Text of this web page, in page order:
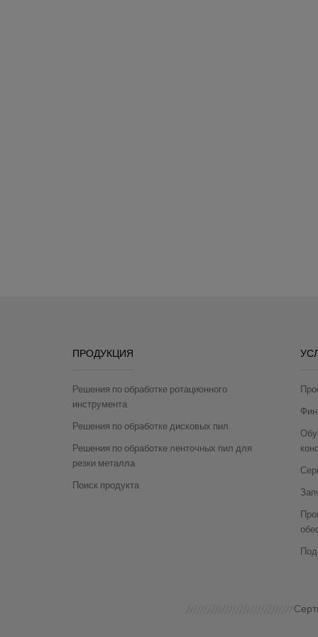
ПРОДУКЦИЯ
Решения по обработке ротационного
инструмента
Решения по обработке дисковых пил
Решения по обработке ленточных пил для
резки металла
Поиск продукта